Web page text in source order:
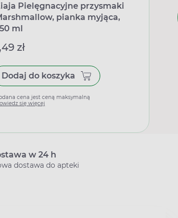
Pielęgnacyjne przysmaki
pianka myjąca,
ml
zł
Dodaj do koszyka
cena jest ceną maksymalną
się więcej
w 24 h
dostawa do apteki